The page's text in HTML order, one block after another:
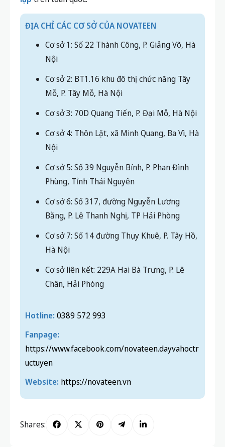
ĐỊA CHỈ CÁC CƠ SỞ CỦA NOVATEEN
Cơ sở 1: Số 22 Thành Công, P. Giảng Võ, Hà
Nội
Cơ sở 2: BT1.16 khu đô thị chức năng Tây
Mỗ, P. Tây Mỗ, Hà Nội
Cơ sở 3: 70D Quang Tiến, P. Đại Mỗ, Hà Nội
Cơ sở 4: Thôn Lặt, xã Minh Quang, Ba Vì, Hà
Nội
Cơ sở 5: Số 39 Nguyễn Bính, P. Phan Đình
Phùng, Tỉnh Thái Nguyên
Cơ sở 6: Số 317, đường Nguyễn Lương
Bằng, P. Lê Thanh Nghị, TP Hải Phòng
Cơ sở 7: Số 14 đường Thụy Khuê, P. Tây Hồ,
Hà Nội
Cơ sở liên kết: 229A Hai Bà Trưng, P. Lê
Chân, Hải Phòng
Hotline: 0389 572 993
Fanpage:
https://www.facebook.com/novateen.dayvahoctr
uctuyen
Website: https://novateen.vn
Shares: